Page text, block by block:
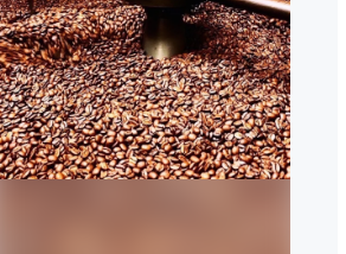
アート・写真
テクノロジー・ガジェット
映像・映画